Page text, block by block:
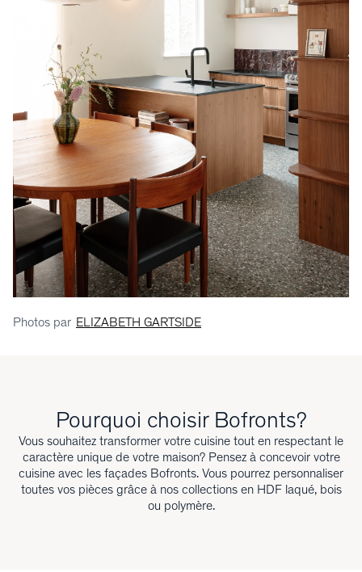
Photos par ELIZABETH GARTSIDE
Pourquoi choisir Bofronts?
Vous souhaitez transformer votre cuisine tout en respectant le
caractère unique de votre maison? Pensez à concevoir votre
cuisine avec les façades Bofronts. Vous pourrez personnaliser
toutes vos pièces grâce à nos collections en HDF laqué, bois
ou polymère.